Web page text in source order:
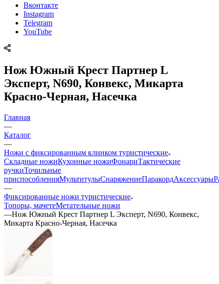
Вконтакте
Instagram
Telegram
YouTube
Нож Южный Крест Партнер L
Эксперт, N690, Конвекс, Микарта
Красно-Черная, Насечка
Главная
—
Каталог
—
Ножи с фиксированным клинком туристические
Складные ножиКухонные ножиФонариТактические
ручкиТочильные
приспособленияМультитулыСнаряжениеПаракордАксессуары
—
Фиксированные ножи туристические
Топоры, мачетеМетательные ножи
—Нож Южный Крест Партнер L Эксперт, N690, Конвекс,
Микарта Красно-Черная, Насечка